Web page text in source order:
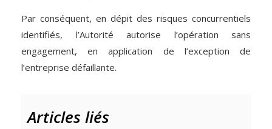
Par conséquent, en dépit des risques concurrentiels
identifiés, l’Autorité autorise l’opération sans
engagement, en application de l’exception de
l’entreprise défaillante.
Articles liés